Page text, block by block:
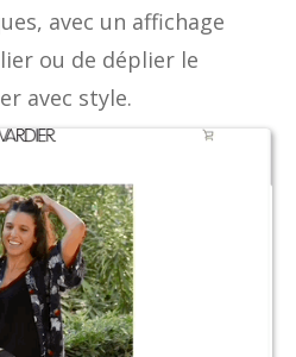
avec un affichage
ou de déplier le
avec style.